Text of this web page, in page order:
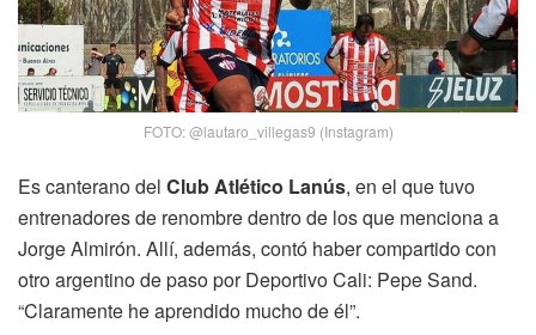
FOTO: @lautaro_villegas9 (Instagram)
Es canterano del Club Atlético Lanús, en el que tuvo
entrenadores de renombre dentro de los que menciona a
Jorge Almirón. Allí, además, contó haber compartido con
otro argentino de paso por Deportivo Cali: Pepe Sand.
“Claramente he aprendido mucho de él”.